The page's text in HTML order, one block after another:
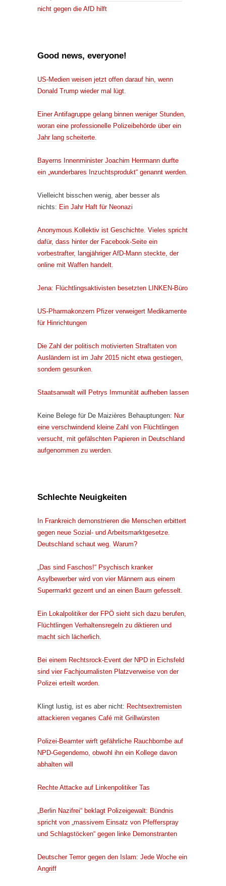
nicht gegen die AfD hilft
Good news, everyone!
US-Medien weisen jetzt offen darauf hin, wenn
Donald Trump wieder mal lügt.
Einer Antifagruppe gelang binnen weniger Stunden,
woran eine professionelle Polizeibehörde über ein
Jahr lang scheiterte
Bayerns Innenminister Joachim Herrmann durfte
ein „wunderbares Inzuchtsprodukt“ genannt werden.
Vielleicht bisschen wenig, aber besser als
nichts: Ein Jahr Haft für Neonazi
Anonymous.Kollektiv ist Geschichte. Vieles spricht
dafür, dass hinter der Facebook-Seite ein
vorbestrafter, langjähriger AfD-Mann steckte, der
online mit Waffen handelt.
Jena: Flüchtlingsaktivisten besetzten LINKEN-Büro
US-Pharmakonzern Pfizer verweigert Medikamente
für Hinrichtungen
Die Zahl der politisch motivierten Straftaten von
Ausländern ist im Jahr 2015 nicht etwa gestiegen,
sondern gesunken.
Staatsanwalt will Petrys Immunität aufheben lassen
Keine Belege für De Maizières Behauptungen: Nur
eine verschwindend kleine Zahl von Flüchtlingen
versucht, mit gefälschten Papieren in Deutschland
aufgenommen zu werden
Schlechte Neuigkeiten
In Frankreich demonstrieren die Menschen erbittert
gegen neue Sozial- und Arbeitsmarktgesetze.
Deutschland schaut weg. Warum?
„Das sind Faschos!“ Psychisch kranker
Asylbewerber wird von vier Männern aus einem
Supermarkt gezerrt und an einen Baum gefesselt.
Ein Lokalpolitiker der FPÖ sieht sich dazu berufen,
Flüchtlingen Verhaltensregeln zu diktieren und
macht sich lächerlich.
Bei einem Rechtsrock-Event der NPD in Eichsfeld
sind vier Fachjournalisten Platzverweise von der
Polizei erteilt worden.
Klingt lustig, ist es aber nicht: Rechtsextremisten
attackieren veganes Café mit Grillwürsten
Polizei-Beamter wirft gefährliche Rauchbombe auf
NPD-Gegendemo, obwohl ihn ein Kollege davon
abhalten will
Rechte Attacke auf Linkenpolitiker Tas
„Berlin Nazifrei“ beklagt Polizeigewalt: Bündnis
spricht von „massivem Einsatz von Pfefferspray
und Schlagstöcken“ gegen linke Demonstranten
Deutscher Terror gegen den Islam: Jede Woche ein
Angriff